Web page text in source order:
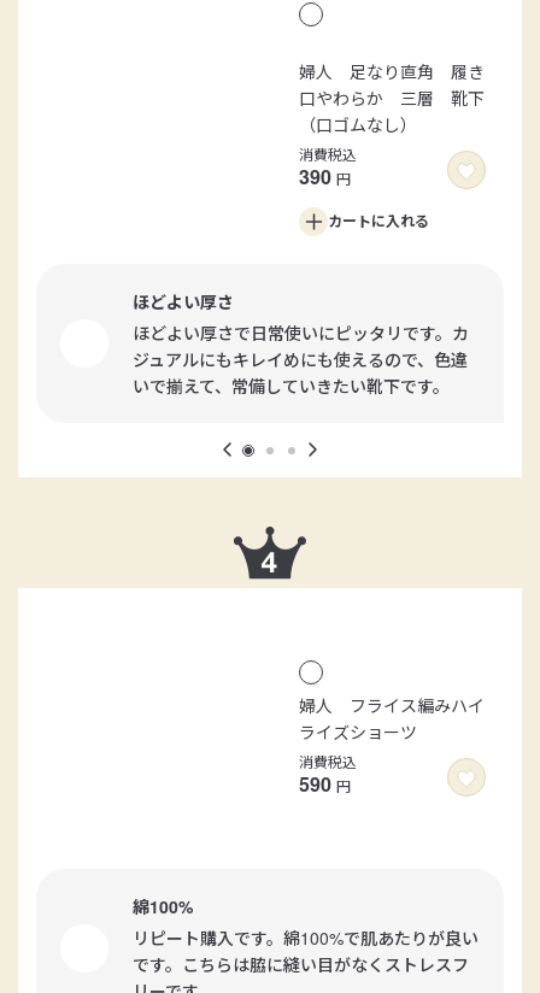
婦人 足なり直角 履き
口やわらか 三層 靴下
（口ゴムなし）
消費税込
390 円
カートに入れる
ほどよい厚さ
ほどよい厚さで日常使いにピッタリです。カ
ジュアルにもキレイめにも使えるので、色違
いで揃えて、常備していきたい靴下です。
婦人 フライス編みハイ
ライズショーツ
消費税込
590 円
綿100%
リピート購入です。綿100%で肌あたりが良い
です。こちらは脇に縫い目がなくストレスフ